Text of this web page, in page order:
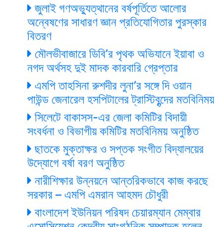
জুলাই গণঅভ্যুত্থানের বর্ষপূর্তিতে আলোর
অন্বেষণের সাধারণ জ্ঞান প্রতিযোগিতার পুরস্কার
বিতরণ
মৌলভীবাজারে ডিবি’র পৃথক অভিযানে ইয়াবা ও
নগদ অর্থসহ দুই মাদক কারবারি গ্রেপ্তার
এমপি তাহসিনা রুশদীর লুনা’র সঙ্গে দি ওয়ান
পাউন্ড জেনারেল হসপিটালের ট্রাস্টিবৃন্দের মতবিনিময়
সিলেটে বাকাসস-এর জেলা কমিটির বিদায়ী
সংবর্ধনা ও বিভাগীয় কমিটির মতবিনিময় অনুষ্ঠিত
ছাতকে মুক্তাক্ষর ও সপ্তক সংগীত বিদ্যালয়ের
উদ্যোগে বর্ষা বরণ অনুষ্ঠিত
নারীশিক্ষার উন্নয়নে আন্তরিকভাবে কাজ করছে
সরকার – এমপি এমরান আহমদ চৌধুরী
বাংলাদেশ ইউনিয়ন পরিষদ চেয়ারম্যান মেম্বার